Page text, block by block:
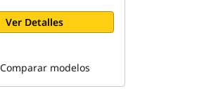
Ver Detalles
Comparar modelos